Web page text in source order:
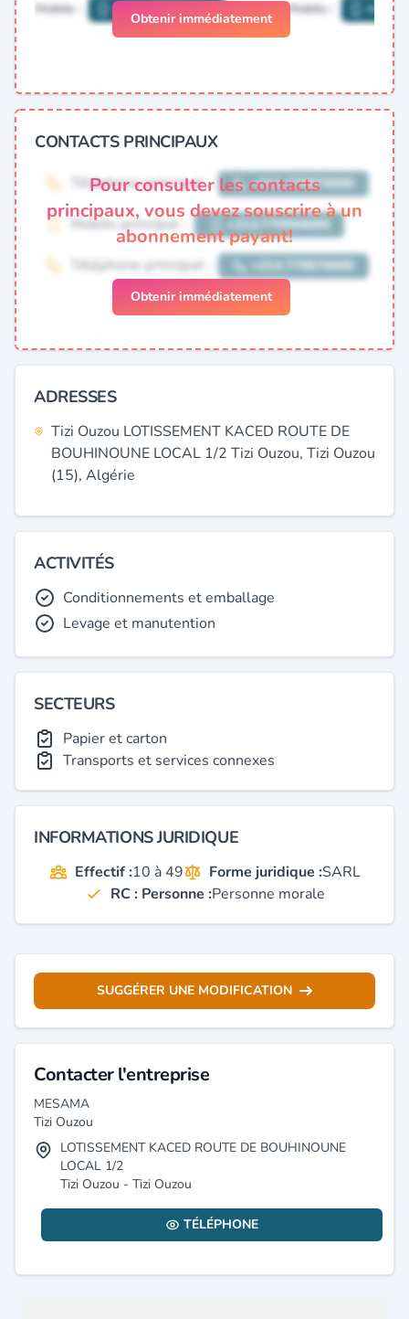
Obtenir immédiatement
CONTACTS PRINCIPAUX
Pour consulter les contacts
principaux, vous devez souscrire à un
abonnement payant!
Obtenir immédiatement
ADRESSES
Tizi Ouzou LOTISSEMENT KACED ROUTE DE
BOUHINOUNE LOCAL 1/2 Tizi Ouzou, Tizi Ouzou
(15), Algérie
ACTIVITÉS
Conditionnements et emballage
Levage et manutention
SECTEURS
Papier et carton
Transports et services connexes
INFORMATIONS JURIDIQUE
Effectif :10 à 49 Forme juridique :SARL
RC : Personne :Personne morale
SUGGÉRER UNE MODIFICATION
Contacter l'entreprise
MESAMA
Tizi Ouzou
LOTISSEMENT KACED ROUTE DE BOUHINOUNE
LOCAL 1/2
Tizi Ouzou - Tizi Ouzou
TÉLÉPHONE